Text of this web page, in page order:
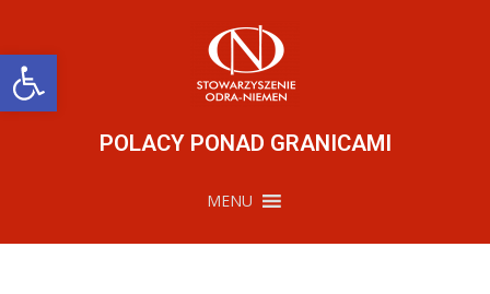
Otwórz pasek narzędzi
POLACY PONAD GRANICAMI
MENU